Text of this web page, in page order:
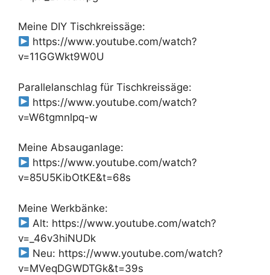
Meine DIY Tischkreissäge:
https://www.youtube.com/watch?
v=11GGWkt9W0U
Parallelanschlag für Tischkreissäge:
https://www.youtube.com/watch?
v=W6tgmnlpq-w
Meine Absauganlage:
https://www.youtube.com/watch?
v=85U5KibOtKE&t=68s
Meine Werkbänke:
Alt: https://www.youtube.com/watch?
v=_46v3hiNUDk
Neu: https://www.youtube.com/watch?
v=MVeqDGWDTGk&t=39s